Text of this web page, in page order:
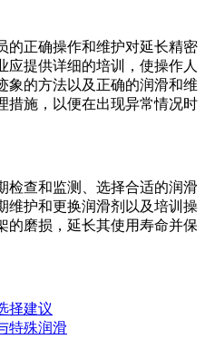
的正确操作和维护对延长精密
应提供详细的培训，使操作人
象的方法以及正确的润滑和维
措施，以便在出现异常情况时
检查和监测、选择合适的润滑
维护和更换润滑剂以及培训操
的磨损，延长其使用寿命并保
择建议
特殊润滑